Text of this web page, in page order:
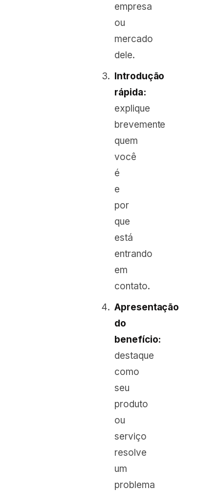
empresa
ou
mercado
dele.
Introdução
rápida:
explique
brevemente
quem
você
é
e
por
que
está
entrando
em
contato.
Apresentação
do
benefício:
destaque
como
seu
produto
ou
serviço
resolve
um
problema